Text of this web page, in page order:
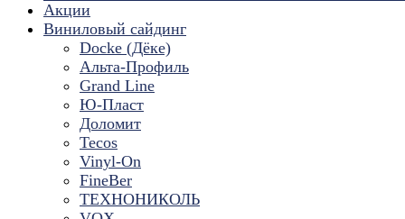
Акции
Виниловый сайдинг
Docke (Дёке)
Альта-Профиль
Grand Line
Ю-Пласт
Доломит
Tecos
Vinyl-On
FineBer
ТЕХНОНИКОЛЬ